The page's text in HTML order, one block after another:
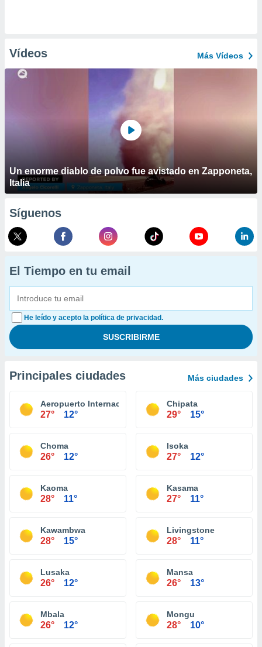
Vídeos Más Vídeos
Un enorme diablo de polvo fue avistado en Zapponeta,
Italia
Síguenos
El Tiempo en tu email
He leído y acepto la política de privacidad.
Principales ciudades Más ciudades
Aeropuerto Internacional de Lusaka
27° 12°
Chipata
29° 15°
Choma
26° 12°
Isoka
27° 12°
Kaoma
28° 11°
Kasama
27° 11°
Kawambwa
28° 15°
Livingstone
28° 11°
Lusaka
26° 12°
Mansa
26° 13°
Mbala
26° 12°
Mongu
28° 10°